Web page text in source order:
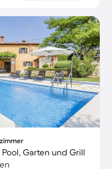
Garten und Grill